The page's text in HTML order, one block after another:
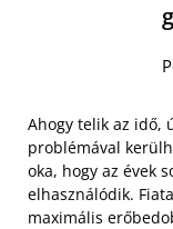
Ahogy telik az idő,
problémával
oka, hogy az évek
elhasználódik.
maximális